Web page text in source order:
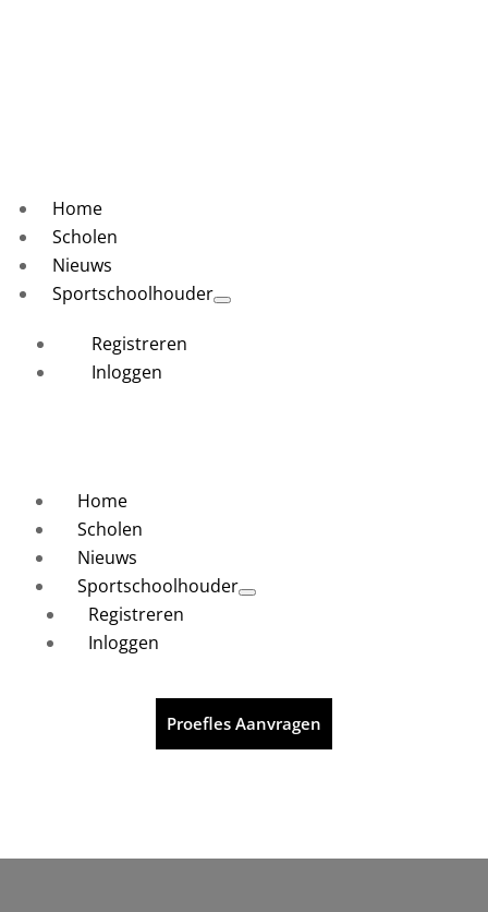
Home
Scholen
Nieuws
Sportschoolhouder
Registreren
Inloggen
Home
Scholen
Nieuws
Sportschoolhouder
Registreren
Inloggen
Proefles Aanvragen